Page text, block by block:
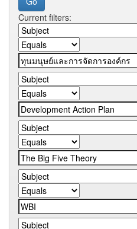
Current filters: